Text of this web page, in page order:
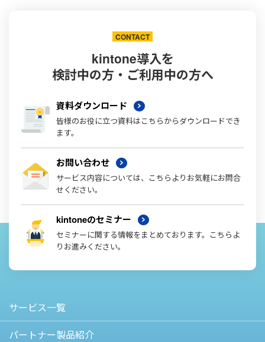
CONTACT
kintone導入を
検討中の方・ご利用中の方へ
資料ダウンロード
皆様のお役に立つ資料はこちらからダウンロードでき
ます。
お問い合わせ
サービス内容については、こちらよりお気軽にお問合
せください。
kintoneのセミナー
セミナーに関する情報をまとめております。こちらよ
りお進みください。
サービス一覧
パートナー製品紹介